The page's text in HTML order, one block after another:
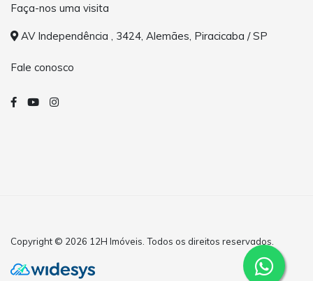
Faça-nos uma visita
AV Independência , 3424, Alemães, Piracicaba / SP
Fale conosco
Copyright © 2026 12H Imóveis. Todos os direitos reservados.